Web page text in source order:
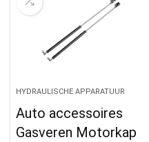
HYDRAULISCHE APPARATUUR
Auto accessoires
Gasveren Motorkap